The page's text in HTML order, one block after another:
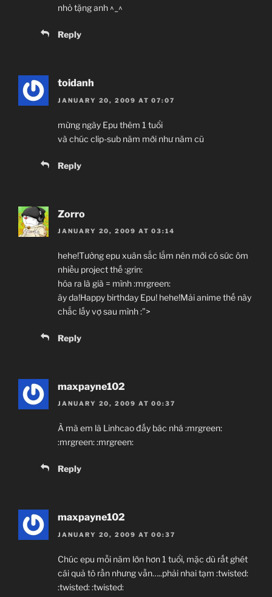
nhỏ tặng anh ^_^
Reply
toidanh
JANUARY 20, 2009 AT 07:07
mừng ngày Epu thêm 1 tuổi
và chúc clip-sub năm mới như năm cũ
Reply
Zorro
JANUARY 20, 2009 AT 03:14
hehe!Tưởng epu xuân sắc lắm nên mới có sức ôm
nhiều project thế :grin:
hóa ra là già = mình :mrgreen:
ây da!Happy birthday Epu! hehe!Mải anime thế này
chắc lấy vợ sau mình :”>
Reply
maxpayne102
JANUARY 20, 2009 AT 00:37
À mà em là Linhcao đấy bác nhá :mrgreen:
:mrgreen: :mrgreen:
Reply
maxpayne102
JANUARY 20, 2009 AT 00:37
Chúc epu mỗi năm lớn hơn 1 tuổi, mặc dù rất ghét
cái quả tô rần nhưng vẫn…..phải nhai tạm :twisted:
:twisted: :twisted: